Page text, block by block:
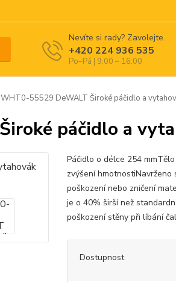
Nevíte si rady? Zavolejte.
+420 224 936 535
Po–Pá | 9:00 – 16:00
55529 DeWALT Široké páčidlo a
páčidlo a
Páčidlo o délce 254
zvýšení
poškození nebo zničení
je o 40% širší než
poškození stěny při líbání
Dostupnost